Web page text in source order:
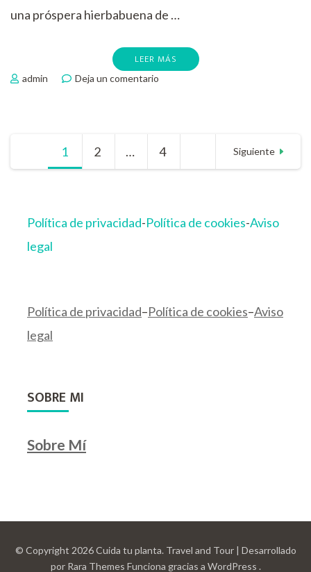
una próspera hierbabuena de …
LEER MÁS
admin Deja un comentario
mejor
infalible.
Paginación
entradas
Página
1 Página
2 … Página
4 Siguiente
Política de privacidad-Política de cookies-Aviso
legal
Política de privacidad–Política de cookies–Aviso
legal
SOBRE MI
Sobre Mí
© Copyright 2026Cuida tu planta. Travel and Tour | Desarrollado
por Rara Themes Funciona gracias a WordPress .